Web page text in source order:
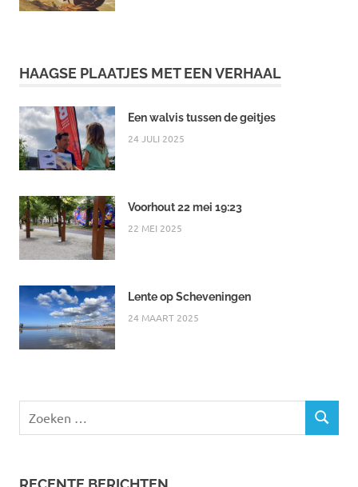
HAAGSE PLAATJES MET EEN VERHAAL
Een walvis tussen de geitjes
24 JULI 2025
Voorhout 22 mei 19:23
22 MEI 2025
Lente op Scheveningen
24 MAART 2025
naar:
ZOEKEN